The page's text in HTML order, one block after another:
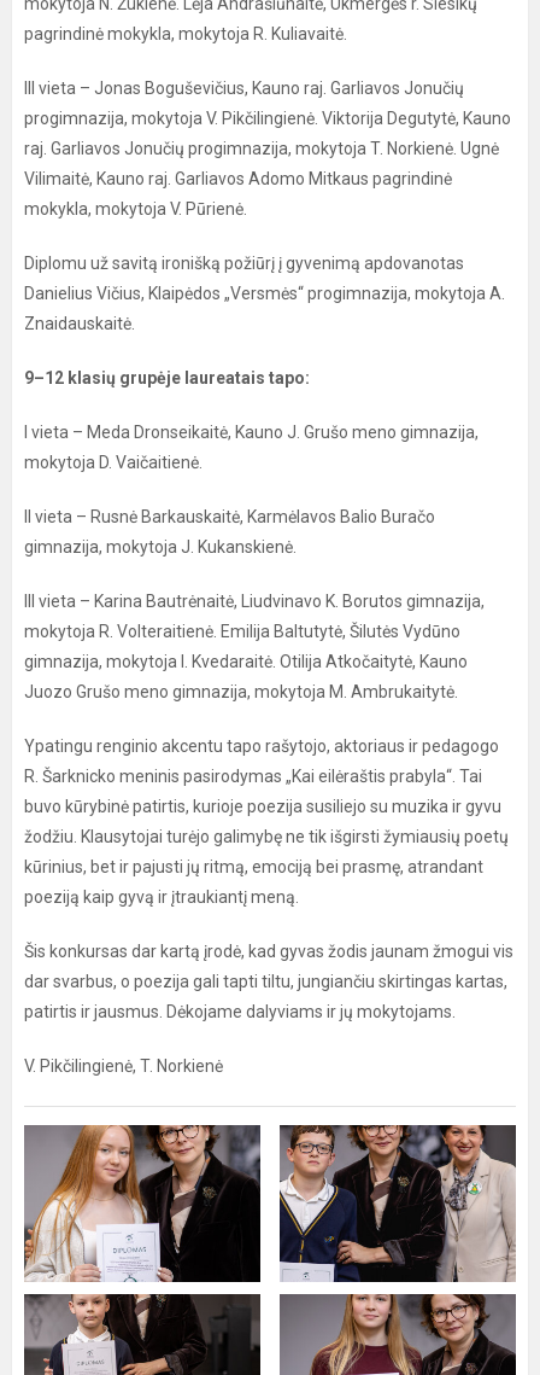
pagrindinė mokykla, mokytoja R. Kuliavaitė.
III vieta – Jonas Boguševičius, Kauno raj. Garliavos Jonučių
progimnazija, mokytoja V. Pikčilingienė. Viktorija Degutytė, Kauno
raj. Garliavos Jonučių progimnazija, mokytoja T. Norkienė. Ugnė
Vilimaitė, Kauno raj. Garliavos Adomo Mitkaus pagrindinė
mokykla, mokytoja V. Pūrienė.
Diplomu už savitą ironišką požiūrį į gyvenimą apdovanotas
Danielius Vičius, Klaipėdos „Versmės“ progimnazija, mokytoja A.
Znaidauskaitė.
9–12 klasių grupėje laureatais tapo:
I vieta – Meda Dronseikaitė, Kauno J. Grušo meno gimnazija,
mokytoja D. Vaičaitienė.
II vieta – Rusnė Barkauskaitė, Karmėlavos Balio Buračo
gimnazija, mokytoja J. Kukanskienė.
III vieta – Karina Bautrėnaitė, Liudvinavo K. Borutos gimnazija,
mokytoja R. Volteraitienė. Emilija Baltutytė, Šilutės Vydūno
gimnazija, mokytoja I. Kvedaraitė. Otilija Atkočaitytė, Kauno
Juozo Grušo meno gimnazija, mokytoja M. Ambrukaitytė.
Ypatingu renginio akcentu tapo rašytojo, aktoriaus ir pedagogo
R. Šarknicko meninis pasirodymas „Kai eilėraštis prabyla“. Tai
buvo kūrybinė patirtis, kurioje poezija susiliejo su muzika ir gyvu
žodžiu. Klausytojai turėjo galimybę ne tik išgirsti žymiausių poetų
kūrinius, bet ir pajusti jų ritmą, emociją bei prasmę, atrandant
poeziją kaip gyvą ir įtraukiantį meną.
Šis konkursas dar kartą įrodė, kad gyvas žodis jaunam žmogui vis
dar svarbus, o poezija gali tapti tiltu, jungiančiu skirtingas kartas,
patirtis ir jausmus. Dėkojame dalyviams ir jų mokytojams.
V. Pikčilingienė, T. Norkienė